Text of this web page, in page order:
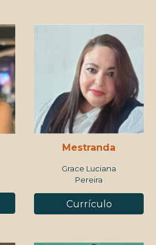
Mestrand a
Grace Luciana
Pereira
Currículo